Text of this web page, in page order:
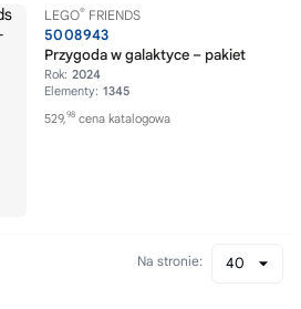
LEGO® FRIENDS
5008943
Przygoda w galaktyce – pakiet
Rok: 2024
Elementy: 1345
529,98 cena katalogowa
40
Na stronie: